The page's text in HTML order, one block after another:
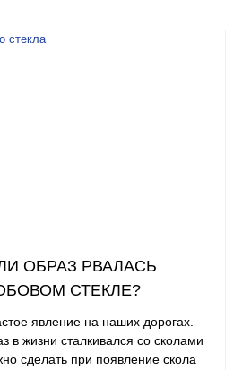
ОБРАЗ РВАЛАСЬ
СТЕКЛЕ?
явление на наших дорогах.
в жизни сталкивался со сколами
сделать при появление скола